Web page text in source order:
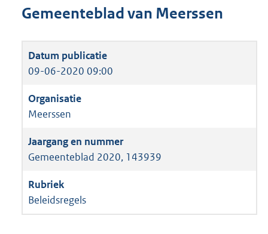
Gemeenteblad van Meerssen
09-06-2020 09:00
Meerssen
Gemeenteblad 2020, 143939
Beleidsregels